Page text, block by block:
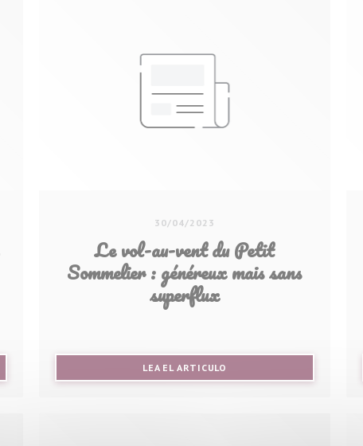
30/04/2023
Le vol-au-vent du Petit
Sommelier : généreux mais sans
superflux
LEA EL ARTICULO